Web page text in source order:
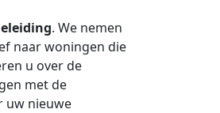
. We nemen
naar woningen die
u over de
met de
uw nieuwe